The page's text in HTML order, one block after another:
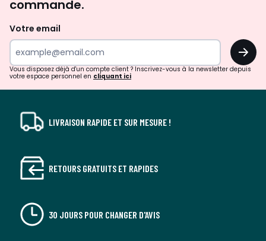
surprises?
commande.
Votre email
OK
Vous disposez déjà d'un compte client ? Inscrivez-vous à la newsletter depuis
votre espace personnel en cliquant ici
LIVRAISON RAPIDE ET SUR MESURE !
RETOURS GRATUITS ET RAPIDES
30 JOURS POUR CHANGER D'AVIS